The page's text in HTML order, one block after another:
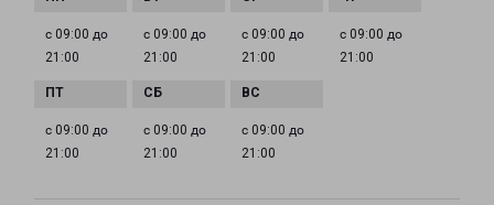
с 09:00 до
21:00
с 09:00 до
21:00
с 09:00 до
21:00
с 09:00 до
21:00
с 09:00 до
21:00
с 09:00 до
21:00
с 09:00 до
21:00